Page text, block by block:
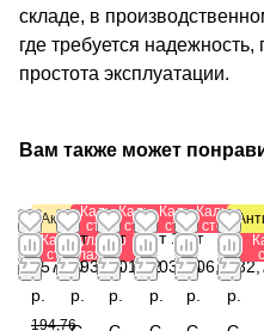
складе, в
где требуется надежность,
простота эксплуатации.
Вам также может
Акция
Калькулятор
стеллажей
от
157,80
р.
194,76
Калькулятор
стеллажей
от
293,28
р.
Калькулятор
стеллажей
от
501,12
р.
Калькулятор
стеллажей
от 1
203,84
р.
от
206,88
р.
от 1
р.